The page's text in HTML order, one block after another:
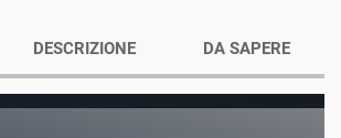
DESCRIZIONE DA SAPERE